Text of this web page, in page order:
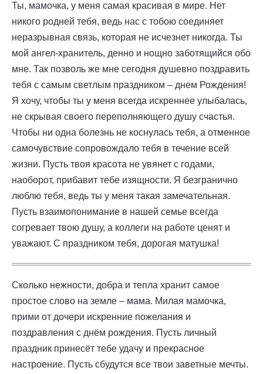
Ты, мамочка, у меня самая красивая в мире. Нет
никого родней тебя, ведь нас с тобою соединяет
неразрывная связь, которая не исчезнет никогда. Ты
мой ангел-хранитель, денно и нощно заботящийся обо
мне. Так позволь же мне сегодня душевно поздравить
тебя с самым светлым праздником – днем Рождения!
Я хочу, чтобы ты у меня всегда искреннее улыбалась,
не скрывая своего переполняющего душу счастья.
Чтобы ни одна болезнь не коснулась тебя, а отменное
самочувствие сопровождало тебя в течение всей
жизни. Пусть твоя красота не увянет с годами,
наоборот, прибавит тебе изящности. Я безгранично
люблю тебя, ведь ты у меня такая замечательная.
Пусть взаимопонимание в нашей семье всегда
согревает твою душу, а коллеги на работе ценят и
уважают. С праздником тебя, дорогая матушка!
Сколько нежности, добра и тепла хранит самое
простое слово на земле – мама. Милая мамочка,
прими от дочери искренние пожелания и
поздравления с днём рождения. Пусть личный
праздник принесёт тебе удачу и прекрасное
настроение. Пусть сбудутся все твои заветные мечты.